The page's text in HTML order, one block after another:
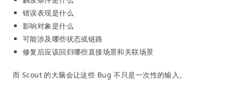
错误表现是什么
影响对象是什么
可能涉及哪些状态或链路
修复后应该回归哪些直接场景和关联场景
而 Scout 的大脑会让这些 Bug 不只是一次性的输入。